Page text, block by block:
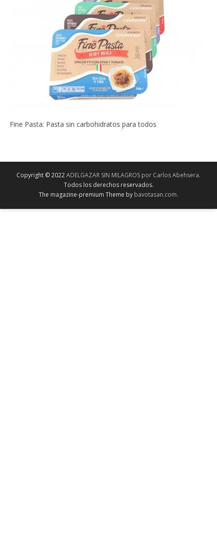
Fine Pasta: Pasta sin carbohidratos para todos
Copyright © 2022ADELGAZAR SIN MILAGROS por Carlos Abehsera.
Todos los derechos reservados.
The magazine-premium Theme bybavotasan.com.